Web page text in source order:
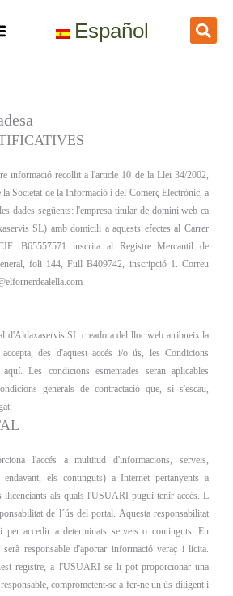
Español
informació recollit a l'article 10 de la Llei 34/2002,
Societat de la Informació i del Comerç Electrònic, a
dades següents: l'empresa titular de domini web ca
SL) amb domicili a aquests efectes al Carrer
B65557571 inscrita al Registre Mercantil de
foli 144, Full B409742, inscripció 1. Correu
d'Aldaxaservis SL creadora del lloc web atribueix la
des d'aquest accés i/o ús, les Condicions
Les condicions esmentades seran aplicables
generals de contractació que, si s'escau,
l'accés a multitud d'informacions, serveis,
els continguts) a Internet pertanyents a
llicenciants als quals l'USUARI pugui tenir accés. L
de l´ús del portal. Aquesta responsabilitat
per accedir a determinats serveis o continguts. En
responsable d'aportar informació veraç i lícita.
registre, a l'USUARI se li pot proporcionar una
comprometent-se a fer-ne un ús diligent i